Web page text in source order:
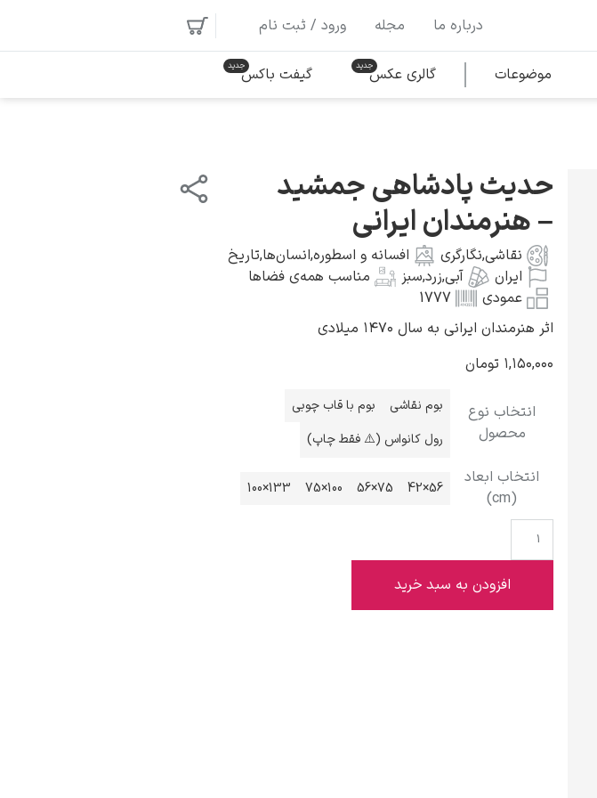
درباره ما مجله ورود / ثبت نام
موضوعات گالری عکس گیفت باکس
حدیث پادشاهی جمشید
– هنرمندان ایرانی
نقاشی,نگارگری افسانه و اسطوره,انسان‌ها,تاریخ
ایران
آبی,زرد,سبز
مناسب همه‌ی فضاها
عمودی
1777
اثر هنرمندان ایرانی به سال ۱۴۷۰ میلادی
۱,۱۵۰,۰۰۰ تومان
انتخاب نوع
محصول
بوم نقاشی
بوم با قاب چوبی
رول کانواس (⚠️ فقط چاپ)
انتخاب ابعاد
(cm)
56×42
75×56
100×75
133×100
افزودن به سبد خرید